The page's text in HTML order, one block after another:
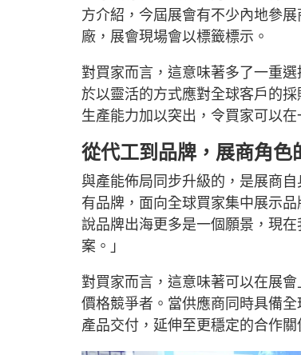
方介紹，今屆展會有不少內地參
廠，展會現場會以標籤標示。
對買家而言，這意味著多了一重
於以靈活的方式應對全球客戶的
生產能力加以突出，令買家可以
從代工到品牌，展商角色
與產能佈局同步升級的，是展商
有品牌，面向全球買家集中展示
說品牌出海更多是一個願景，現
案。」
對買家而言，這意味著可以在展
價格競爭者。當供應商同時具備
產品交付，延伸至更穩定的合作關